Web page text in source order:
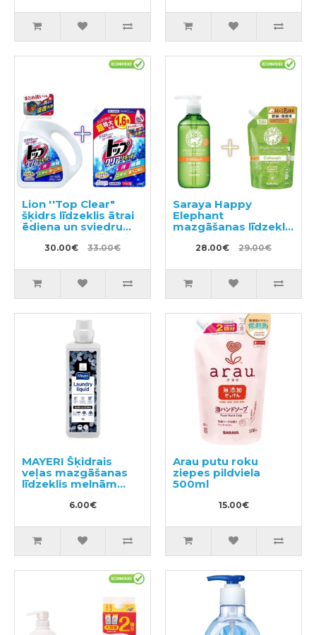
ekstraktu 1200ml +
pildviela 1000ml
Lion ''Top Clear"
šķidrs līdzeklis ātrai
ēdiena un sviedru
traipu noņemšanai
900g + pildviela
30.00€ 33.00€
Saraya Happy
Elephant
mazgāšanas līdzeklis
traukiem, dārzeņiem
un augļiem 300ml +
28.00€ 29.00€
MAYERI Šķidrais
veļas mazgāšanas
līdzeklis melnām
6.00€
Arau putu roku
ziepes pildviela
500ml
15.00€